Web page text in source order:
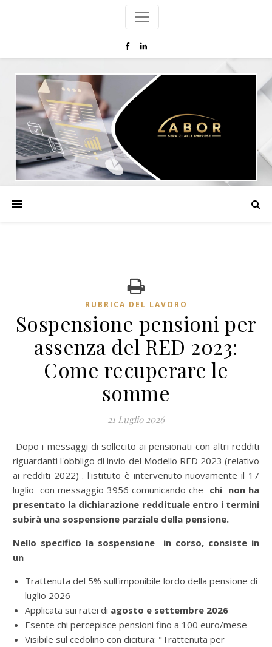
RUBRICA DEL LAVORO
Sospensione pensioni per
assenza del RED 2023:
Come recuperare le
somme
21 Luglio 2026
Dopo i messaggi di sollecito ai pensionati con altri redditi
riguardanti l'obbligo di invio del Modello RED 2023 (relativo
ai redditi 2022) . l'istituto è intervenuto nuovamente il 17
luglio con messaggio 3956 comunicando che chi non ha
presentato la dichiarazione reddituale entro i termini
subirà una sospensione parziale della pensione.
Nello specifico la sospensione in corso, consiste in
un
Trattenuta del 5% sull'imponibile lordo della pensione di
luglio 2026
Applicata sui ratei di agosto e settembre 2026
Esente chi percepisce pensioni fino a 100 euro/mese
Visibile sul cedolino con dicitura: "Trattenuta per